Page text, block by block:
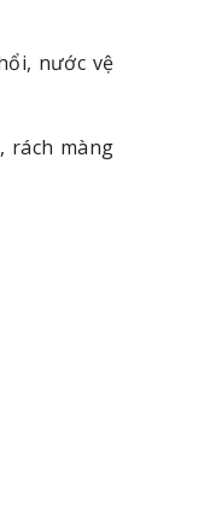
nước vệ
rách màng